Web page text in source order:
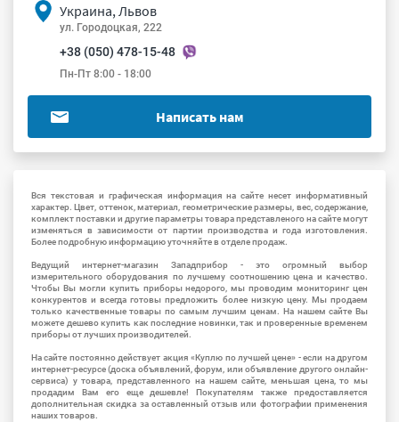
Украина, Львов
ул. Городоцкая, 222
+38 (050) 478-15-48
Пн-Пт 8:00 - 18:00
Написать нам
Вся текстовая и графическая информация на сайте несет информативный
характер. Цвет, оттенок, материал, геометрические размеры, вес, содержание,
комплект поставки и другие параметры товара представленого на сайте могут
изменяться в зависимости от партии производства и года изготовления.
Более подробную информацию уточняйте в отделе продаж.
Ведущий интернет-магазин Западприбор - это огромный выбор
измерительного оборудования по лучшему соотношению цена и качество.
Чтобы Вы могли купить приборы недорого, мы проводим мониторинг цен
конкурентов и всегда готовы предложить более низкую цену. Мы продаем
только качественные товары по самым лучшим ценам. На нашем сайте Вы
можете дешево купить как последние новинки, так и проверенные временем
приборы от лучших производителей.
На сайте постоянно действует акция «Куплю по лучшей цене» - если на другом
интернет-ресурсе (доска объявлений, форум, или объявление другого онлайн-
сервиса) у товара, представленного на нашем сайте, меньшая цена, то мы
продадим Вам его еще дешевле! Покупателям также предоставляется
дополнительная скидка за оставленный отзыв или фотографии применения
наших товаров.